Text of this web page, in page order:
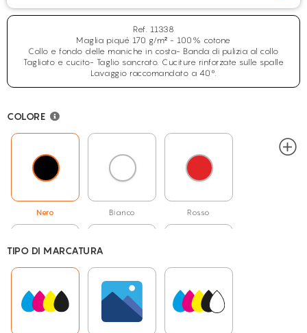
Ref. 11338
Maglia piqué 170 g/m² - 100% cotone
Collo e fondo delle maniche in costa- Banda di pulizia al collo
Tagliato e cucito- Taglio sancrato. Cuciture rinforzate sulle spalle
Lavaggio raccomandato a 40°.
COLORE
Nero Bianco Rosso
Blu royal Aqua Blu atollo
TIPO DI MARCATURA